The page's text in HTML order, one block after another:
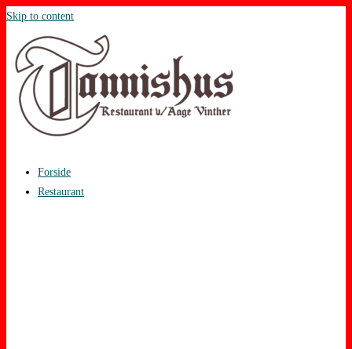
Skip to content
Forside
Restaurant